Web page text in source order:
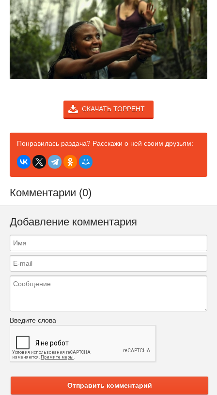
СКАЧАТЬ ТОРРЕНТ
Понравилась раздача? Расскажи о ней своим друзьям:
Комментарии (0)
Добавление комментария
Введите слова
Отправить комментарий